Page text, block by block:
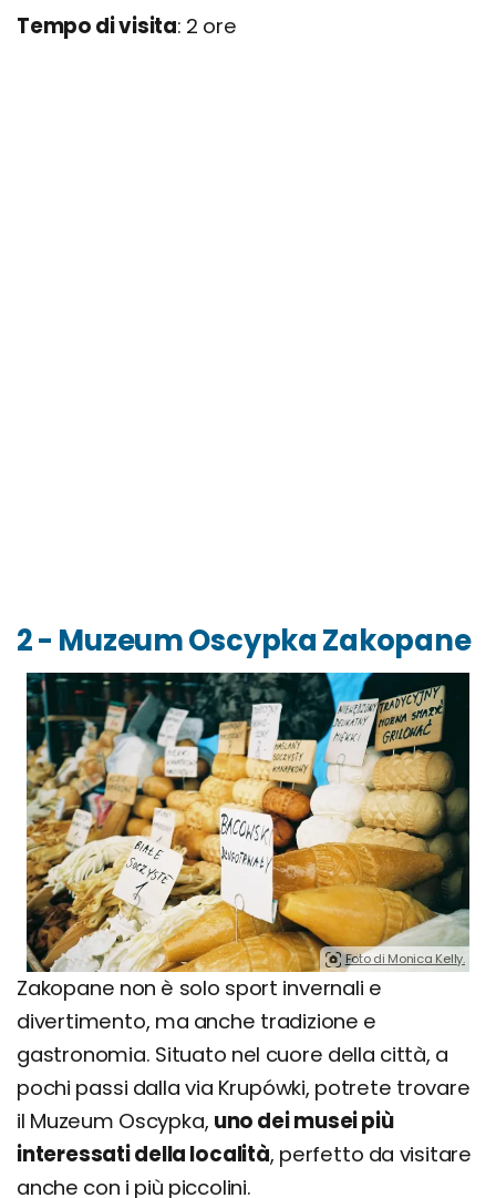
Tempo di visita: 2 ore
2 - Muzeum Oscypka Zakopane
Foto di Monica Kelly.
Zakopane non è solo sport invernali e
divertimento, ma anche tradizione e
gastronomia. Situato nel cuore della città, a
pochi passi dalla via Krupówki, potrete trovare
il Muzeum Oscypka, uno dei musei più
interessati della località, perfetto da visitare
anche con i più piccolini.